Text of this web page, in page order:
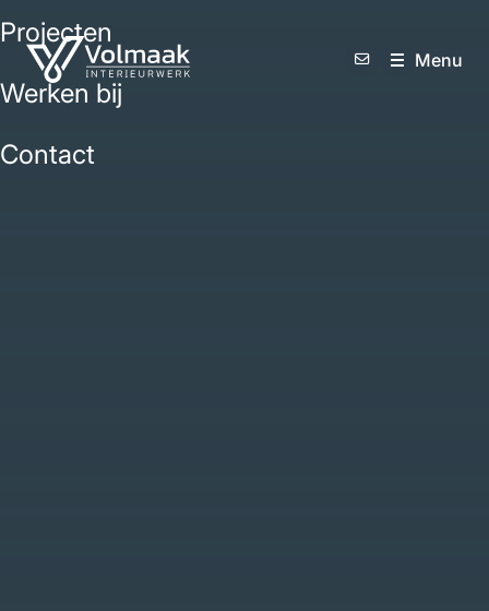
Projecten
Werken bij
Contact
Menu